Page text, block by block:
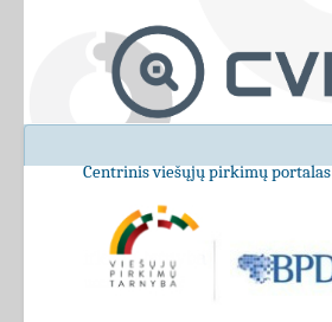
Centrinis viešųjų pirkimų portalas